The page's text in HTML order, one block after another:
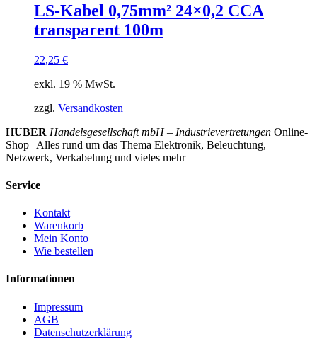
LS-Kabel 0,75mm² 24×0,2 CCA
transparent 100m
22,25 €
exkl. 19 % MwSt.
zzgl. Versandkosten
HUBER Handelsgesellschaft mbH – Industrievertretungen Online-
Shop | Alles rund um das Thema Elektronik, Beleuchtung,
Netzwerk, Verkabelung und vieles mehr
Service
Kontakt
Warenkorb
Mein Konto
Wie bestellen
Informationen
Impressum
AGB
Datenschutzerklärung